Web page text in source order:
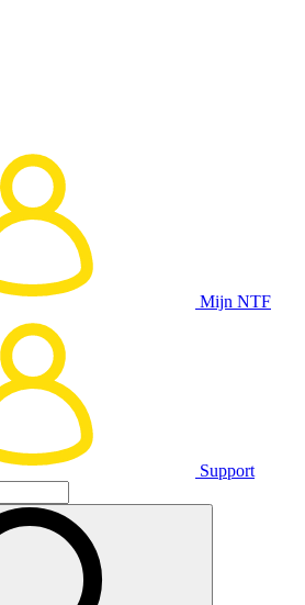
Mijn NTF
Support